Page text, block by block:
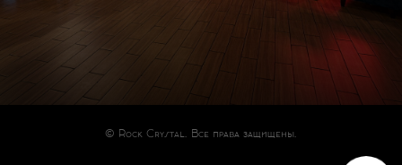
© Rock Crystal. Все права защищены.